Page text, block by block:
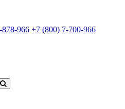
966 +7 (800) 7-700-966